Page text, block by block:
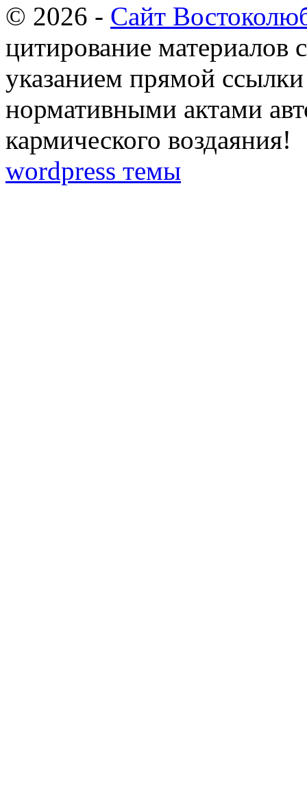
© 2026 - Сайт
цитирование материалов
указанием прямой
нормативными актами
кармического воздаяния!
wordpress темы